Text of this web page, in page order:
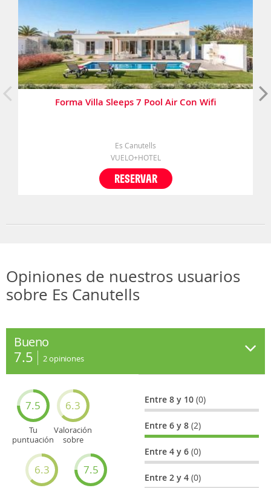
Forma Villa Sleeps 7 Pool Air Con Wifi
Es Canutells
VUELO+HOTEL
RESERVAR
Opiniones de nuestros usuarios
sobre Es Canutells
Bueno
7.5 2opiniones
7.5
Tu
puntuación
6.3
Valoración
sobre
6.3 7.5
Entre 8 y 10(0)
Entre 6 y 8(2)
Entre 4 y 6(0)
Entre 2 y 4(0)